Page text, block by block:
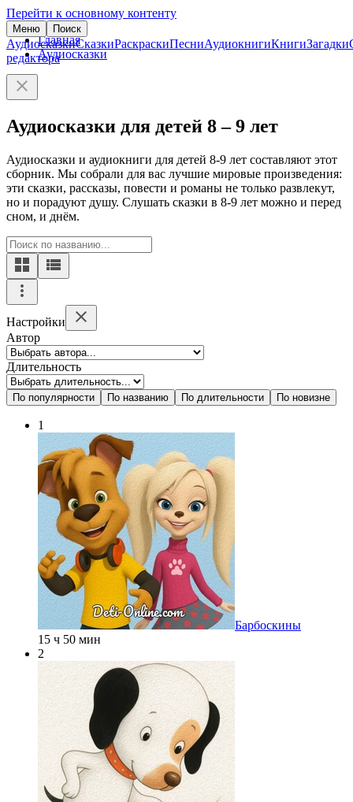
Перейти к основному контенту
Меню Поиск
АудиосказкиСказкиРаскраскиПесниАудиокнигиКнигиЗагадки
редактора
Главная
Аудиосказки
Аудиосказки для детей 8 – 9 лет
Аудиосказки и аудиокниги для детей 8-9 лет составляют этот
сборник. Мы собрали для вас лучшие мировые произведения:
эти сказки, рассказы, повести и романы не только развлекут,
но и порадуют душу. Слушать сказки в 8-9 лет можно и перед
сном, и днём.
Настройки
Автор
Длительность
По популярности По названию По длительности По новизне
1
Барбоскины
15 ч 50 мин
2